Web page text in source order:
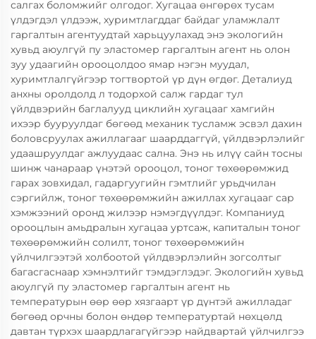
салгах боломжийг олгодог. Хугацаа өнгөрөх тусам
үлдэгдэл үлдээж, хуримтлагддаг байдаг уламжлалт
гаргалтын агентуудтай харьцуулахад энэ экологийн
хувьд аюулгүй пу эластомер гаргалтын агент нь олон
зуу удаагийн орооцолдоо ямар нэгэн муудал,
хуримтлалгүйгээр тогтвортой үр дүн өгдөг. Деталиуд
анхны оролдолд л тодорхой салж гардаг тул
үйлдвэрийн баглалууд циклийн хугацааг хамгийн
ихээр бууруулдаг бөгөөд механик тусламж эсвэл дахин
боловсруулах ажиллагааг шаарддаггүй, үйлдвэрлэлийг
удаашруулдаг ажлуудаас сална. Энэ нь илүү сайн тосны
шинж чанараар үнэтэй орооцол, тоног төхөөрөмжид
гарах зовхидал, гадаргуугийн гэмтлийг урьдчилан
сэргийлж, тоног төхөөрөмжийн ажиллах хугацааг сар
хэмжээний оронд жилээр нэмэгдүүлдэг. Компаниуд
орооцлын амьдралын хугацаа уртсаж, капиталын тоног
төхөөрөмжийн солилт, тоног төхөөрөмжийн
үйлчилгээтэй холбоотой үйлдвэрлэлийн зогсолтыг
багасгаснаар хэмнэлтийг тэмдэглэдэг. Экологийн хувьд
аюулгүй пу эластомер гаргалтын агент нь
температурын өөр өөр хязгаарт үр дүнтэй ажилладаг
бөгөөд орчны болон өндөр температуртай нөхцөлд
давтан түрхэх шаардлагагүйгээр найдвартай үйлчилгээ